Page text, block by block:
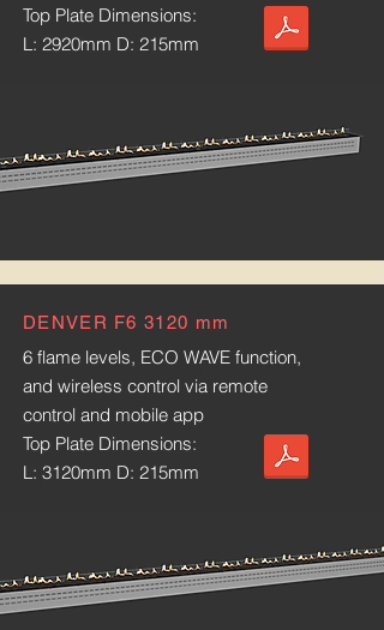
Top Plate Dimensions:
L: 2920mm D: 215mm
DENVER F6 3120 mm
6 flame levels, ECO WAVE function,
and wireless control via remote
control and mobile app
Top Plate Dimensions:
L: 3120mm D: 215mm